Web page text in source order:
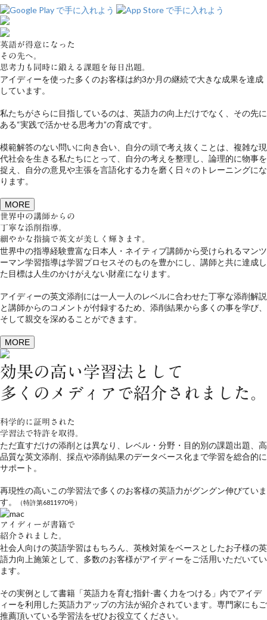
英語が得意になった
その先へ。
思考力も同時に鍛える課題を毎日出題。
アイディーを使った多くのお客様は約3か月の継続で大きな成果を達成
しています。
私たちがさらに目指しているのは、英語力の向上だけでなく、その先に
ある“実践で活かせる思考力”の育成です。
模範解答のない問いに向き合い、自分の頭で考え抜くことは、複雑な現
代社会を生きる私たちにとって、自分の考えを整理し、論理的に物事を
捉え、自分の意見や主張を言語化する力を磨く日々のトレーニングにな
ります。
MORE
世界中の講師からの
丁寧な添削指導。
細やかな指摘で英文が美しく輝きます。
世界中の指導経験豊富な日本人・ネイティブ講師から受けられるマンツ
ーマン学習指導は学習プロセスそのものを豊かにし、講師と共に達成し
た目標は人生のかけがえない財産になります。
アイディーの英文添削には一人一人のレベルに合わせた丁寧な添削解説
と講師からのコメントが付録するため、添削結果から多くの事を学び、
そして親交を深めることができます。
MORE
効果の高い学習法として
多くのメディアで紹介されました。
科学的に証明された
学習法で特許を取得。
ただ直すだけの添削とは異なり、レベル・分野・目的別の課題出題、高
品質な英文添削、採点や添削結果のデータベース化まで学習を総合的に
サポート。
再現性の高いこの学習法で多くのお客様の英語力がグングン伸びていま
す。
（特許第6811970号）
アイディーが書籍で
紹介されました。
社会人向けの英語学習はもちろん、英検対策をベースとしたお子様の英
語力向上施策として、多数のお客様がアイディーをご活用いただいてい
ます。
その実例として書籍「英語力を育む指針-書く力をつける」内でアイデ
ィーを利用した英語力アップの方法が紹介されています。専門家にもご
推薦頂いている学習法をぜひお役立てください。